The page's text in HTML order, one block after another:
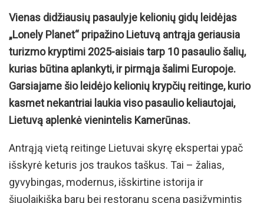
Vienas didžiausių pasaulyje kelionių gidų leidėjas
„Lonely Planet“ pripažino Lietuvą antrąja geriausia
turizmo kryptimi 2025-aisiais tarp 10 pasaulio šalių,
kurias būtina aplankyti, ir pirmąja šalimi Europoje.
Garsiajame šio leidėjo kelionių krypčių reitinge, kurio
kasmet nekantriai laukia viso pasaulio keliautojai,
Lietuvą aplenkė vienintelis Kamerūnas.
Antrąją vietą reitinge Lietuvai skyrę ekspertai ypač
išskyrė keturis jos traukos taškus. Tai – žalias,
gyvybingas, modernus, išskirtine istorija ir
šiuolaikiška barų bei restoranų scena pasižymintis